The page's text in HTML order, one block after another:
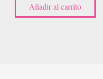
Añadir al carrito